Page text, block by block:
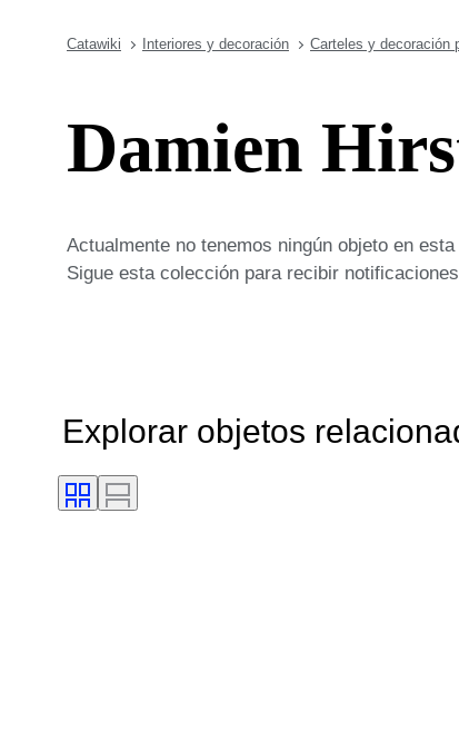
Catawiki Interiores y decoración Carteles y decoración
Damien
Actualmente no tenemos ningún objeto en
Sigue esta colección para recibir
Explorar objetos